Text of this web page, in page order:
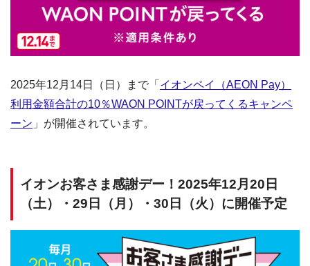
2025年12月14日（日）まで「 イオンペイ（AEON Pay）
利用金額合計の10％WAON POINTが戻ってくるキャンペ
ーン 」が開催されています。
イオンお客さま感謝デー！2025年12月20日
（土）・29日（月）・30日（火）に開催予定